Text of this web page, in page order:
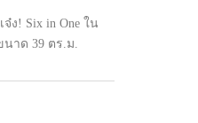
ง! Six in One ใน
นาด 39 ตร.ม.